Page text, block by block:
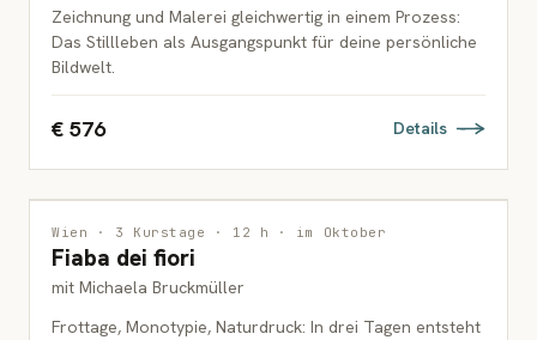
Zeichnung und Malerei gleichwertig in einem Prozess:
Das Stillleben als Ausgangspunkt für deine persönliche
Bildwelt.
€ 576 Details
DRUCKGRAFIK
ERWACHSENE
Wien · 3 Kurstage · 12 h · im Oktober
Fiaba dei fiori
mit Michaela Bruckmüller
Frottage, Monotypie, Naturdruck: In drei Tagen entsteht